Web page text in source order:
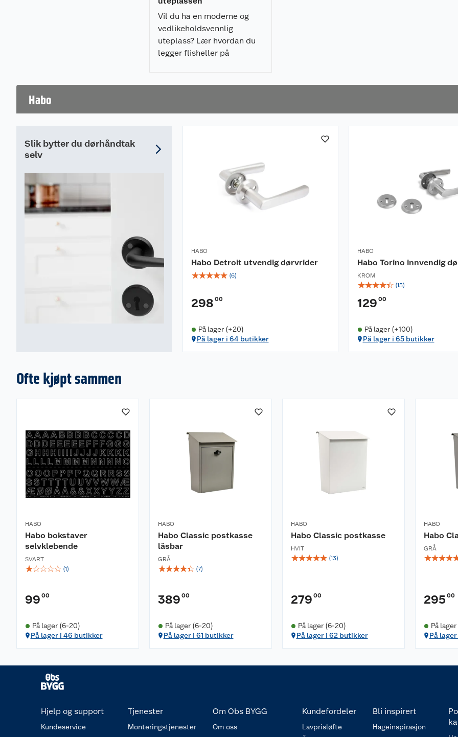
Vil du ha en moderne og
vedlikeholdsvennlig
uteplass? Lær hvordan du
legger flisheller på
Habo
Slik bytter du dørhåndtak
selv
HABO
Habo Detroit utvendig dørvrider
☆☆☆☆☆ (6)
298 00
På lager (+20)
På lager i 64 butikker
HABO
Habo Torino innvendig
KROM
☆☆☆☆☆ (15)
129 00
På lager (+100)
På lager i 65 butikker
Ofte kjøpt sammen
HABO
Habo bokstaver
selvklebende
SVART
☆☆☆☆☆ (1)
99 00
På lager (6-20)
På lager i 46 butikker
HABO
Habo Classic postkasse
låsbar
GRÅ
☆☆☆☆☆ (7)
389 00
På lager (6-20)
På lager i 61 butikker
HABO
Habo Classic postkasse
HVIT
☆☆☆☆☆ (13)
279 00
På lager (6-20)
På lager i 62 butikker
HABO
Habo
GRÅ
☆☆☆☆
295 00
På
På
Hjelp og support
Kundeservice
Tjenester
Monteringstjenester
Om Obs BYGG
Om oss
Kundefordeler
Lavprisløfte
Bli inspirert
Hageinspirasjon